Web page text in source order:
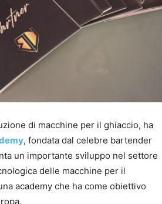
di macchine per il ghiaccio, ha
, fondata dal celebre bartender
un importante sviluppo nel settore
delle macchine per il
academy che ha come obiettivo